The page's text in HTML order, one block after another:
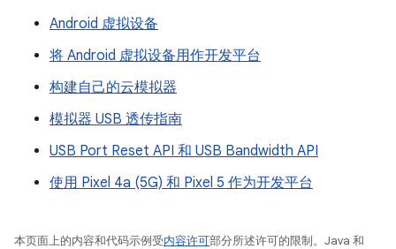
Android 虚拟设备
将 Android 虚拟设备用作开发平台
构建自己的云模拟器
模拟器 USB 透传指南
USB Port Reset API 和 USB Bandwidth API
使用 Pixel 4a (5G) 和 Pixel 5 作为开发平台
本页面上的内容和代码示例受内容许可部分所述许可的限制。Java 和